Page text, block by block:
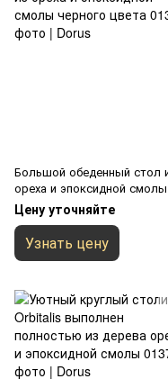
Большой обеденный стол
ореха и эпоксидной смолы
черного цвета
Цену уточняйте
Узнать цену